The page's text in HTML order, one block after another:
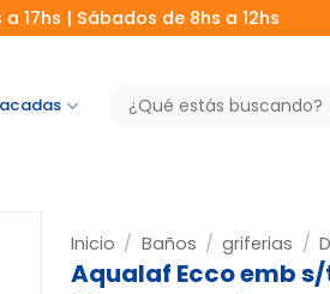
17hs | Sábados de 8hs a 12hs
Buscar
por:
Inicio / Baños / griferias /
Aqualaf Ecco emb